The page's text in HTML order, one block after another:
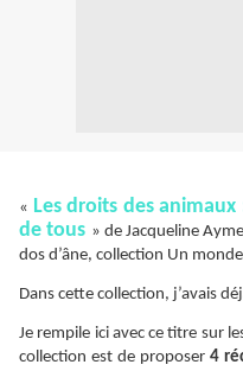
« Les droits des
de tous » de Jacqueline
dos d’âne, collection Un
Dans cette collection, j’avais
Je rempile ici avec ce titre sur
collection est de proposer 4